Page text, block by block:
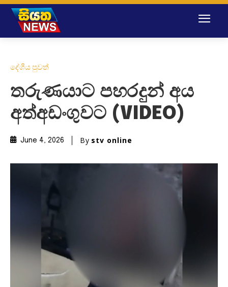
දේශීය පුවත්
තරුණයාට පහරදුන් අය
අත්අඩංගුවට (VIDEO)
June 4, 2026 By stv online